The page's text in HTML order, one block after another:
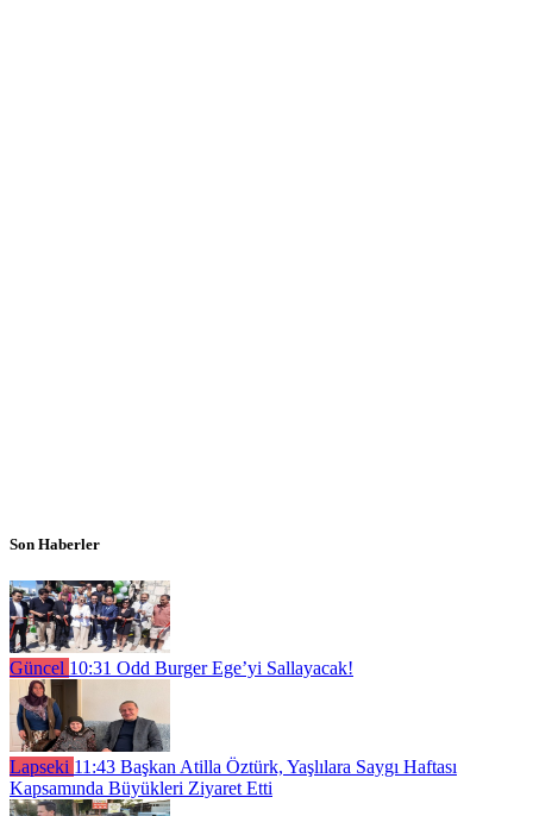
Son Haberler
Güncel 10:31 Odd Burger Ege’yi Sallayacak!
Lapseki 11:43 Başkan Atilla Öztürk, Yaşlılara Saygı Haftası
Kapsamında Büyükleri Ziyaret Etti